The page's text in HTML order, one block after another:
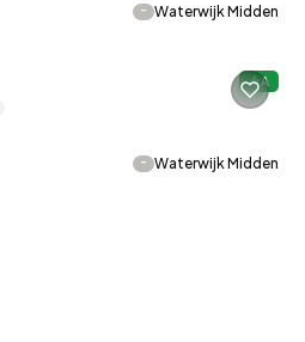
- Waterwijk Midden
A
- Waterwijk Midden